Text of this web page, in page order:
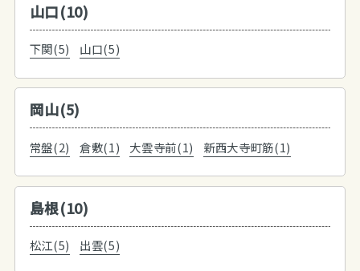
山口(10)
下関(5) 山口(5)
岡山(5)
常盤(2) 倉敷(1) 大雲寺前(1) 新西大寺町筋(1)
島根(10)
松江(5) 出雲(5)